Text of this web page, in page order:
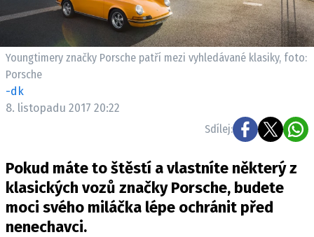
PROFI
ELEKTRO
TRH S ELEKTROMOBILY
OSTATNÍ
TISKOVKY
ROZHOVORY
Youngtimery značky Porsche patří mezi vyhledávané klasiky, foto:
Porsche
-dk
8. listopadu 2017 20:22
Sdílej:
Pokud máte to štěstí a vlastníte některý z
klasických vozů značky Porsche, budete
moci svého miláčka lépe ochránit před
nenechavci.